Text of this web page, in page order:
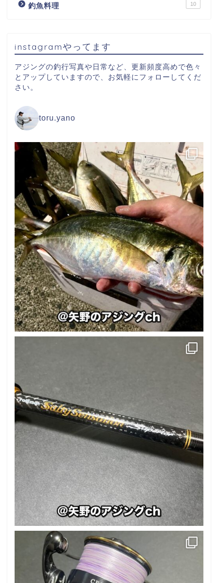
釣魚料理 10
instagramやってます
アジングの釣行写真や日常など、更新頻度高めで色々
とアップしていますので、お気軽にフォローしてくだ
さい。
toru.yano